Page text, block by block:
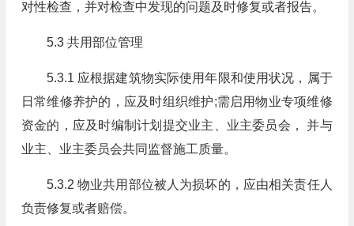
对性检查，并对检查中发现的问题及时修复或者报告。
5.3 共用部位管理
5.3.1 应根据建筑物实际使用年限和使用状况，属于
日常维修养护的，应及时组织维护;需启用物业专项维修
资金的，应及时编制计划提交业主、业主委员会， 并与
业主、业主委员会共同监督施工质量。
5.3.2 物业共用部位被人为损坏的，应由相关责任人
负责修复或者赔偿。